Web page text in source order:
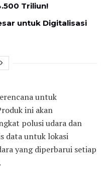
Triliun!
untuk Digitalisasi
untuk
ini akan
polusi udara dan
data untuk lokasi
yang diperbarui setiap